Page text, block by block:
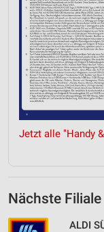
Jetzt alle "Handy
Nächste Filiale
ALDI